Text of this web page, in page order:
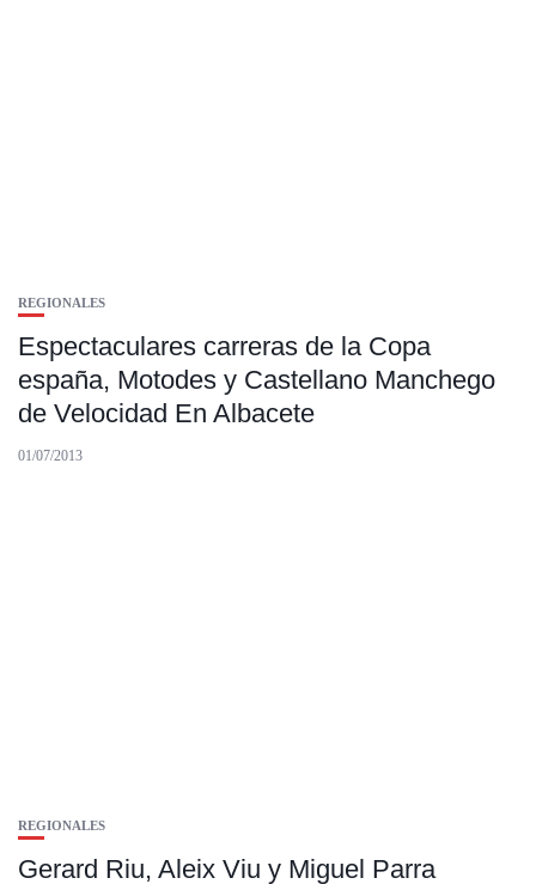
REGIONALES
Espectaculares carreras de la Copa
españa, Motodes y Castellano Manchego
de Velocidad En Albacete
01/07/2013
REGIONALES
Gerard Riu, Aleix Viu y Miguel Parra